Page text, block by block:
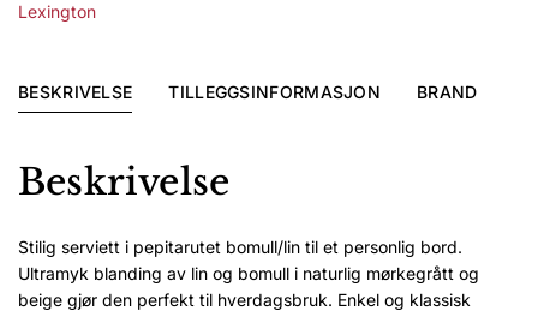
Lexington
BESKRIVELSE TILLEGGSINFORMASJON BRAND
Beskrivelse
Stilig serviett i pepitarutet bomull/lin til et personlig bord.
Ultramyk blanding av lin og bomull i naturlig mørkegrått og
beige gjør den perfekt til hverdagsbruk. Enkel og klassisk